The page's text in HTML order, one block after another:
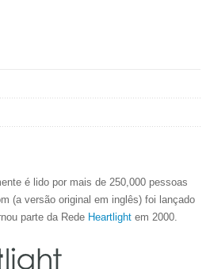
é lido por mais de 250,000 pessoas
(a versão original em inglês) foi lançado
parte da Rede Heartlight em 2000.